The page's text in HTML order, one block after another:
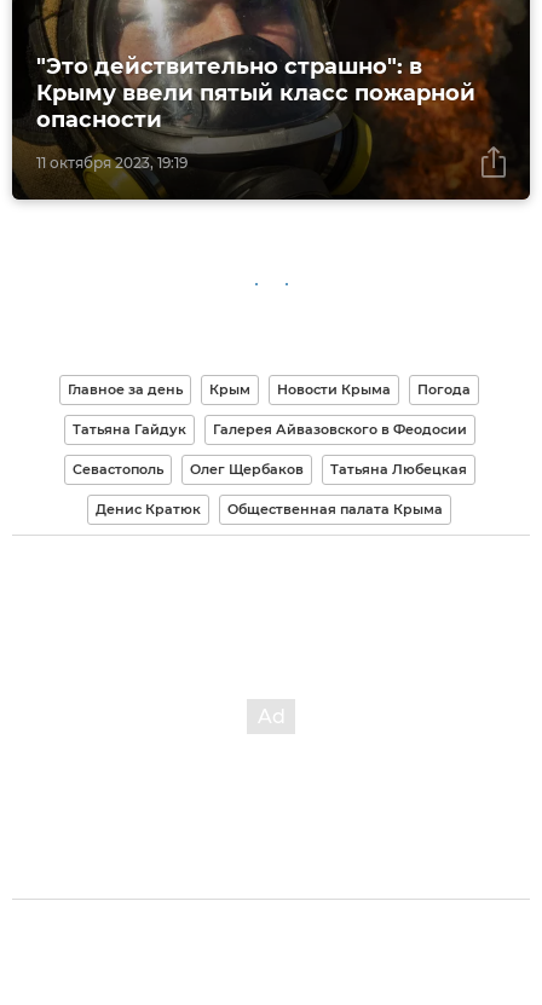
11 октября 2023, 19:19
"Это действительно страшно": в
Крыму ввели пятый класс пожарной
опасности
Главное за день Крым Новости Крыма Погода
Татьяна Гайдук Галерея Айвазовского в Феодосии
Севастополь Олег Щербаков Татьяна Любецкая
Денис Кратюк Общественная палата Крыма